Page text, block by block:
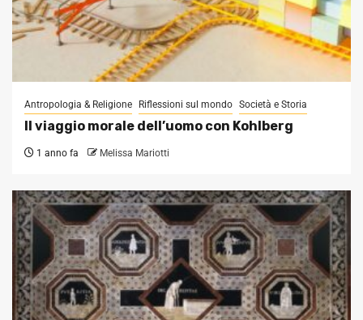
Antropologia & Religione Riflessioni sul mondo Società e Storia
Il viaggio morale dell’uomo con Kohlberg
1 anno fa Melissa Mariotti